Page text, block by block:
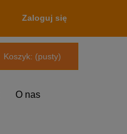
Zaloguj się
Koszyk: (pusty)
O nas